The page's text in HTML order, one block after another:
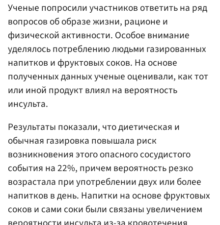
Ученые попросили участников ответить на ряд
вопросов об образе жизни, рационе и
физической активности. Особое внимание
уделялось потреблению людьми газированных
напитков и фруктовых соков. На основе
полученных данных ученые оценивали, как тот
или иной продукт влиял на вероятность
инсульта.
Результаты показали, что диетическая и
обычная газировка повышала риск
возникновения этого опасного сосудистого
события на 22%, причем вероятность резко
возрастала при употреблении двух или более
напитков в день. Напитки на основе фруктовых
соков и сами соки были связаны увеличением